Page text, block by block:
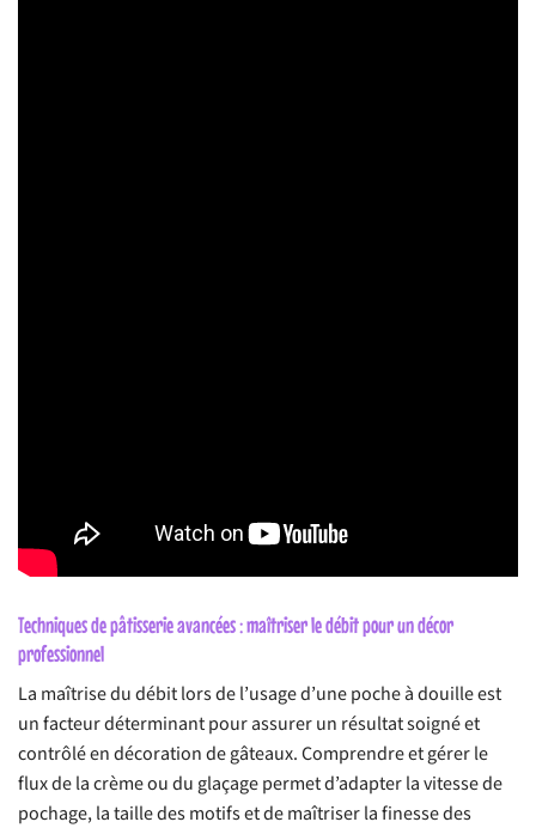
Techniques de pâtisserie avancées : maîtriser le débit pour un décor
professionnel
La maîtrise du débit lors de l’usage d’une poche à douille est
un facteur déterminant pour assurer un résultat soigné et
contrôlé en décoration de gâteaux. Comprendre et gérer le
flux de la crème ou du glaçage permet d’adapter la vitesse de
pochage, la taille des motifs et de maîtriser la finesse des